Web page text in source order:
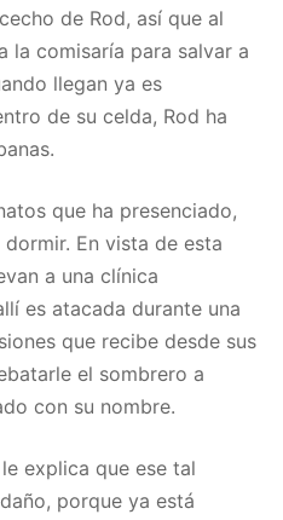
de Rod, así que al
la comisaría para salvar a
llegan ya es
de su celda, Rod ha
que ha presenciado,
En vista de esta
a una clínica
es atacada durante una
que recibe desde sus
el sombrero a
con su nombre.
explica que ese tal
porque ya está